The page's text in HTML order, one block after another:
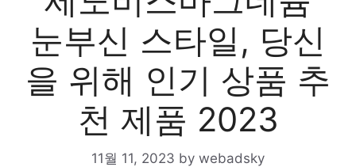
눈부신 스타일, 당신
을 위해 인기 상품 추
천 제품 2023
11월 11, 2023 by webadsky